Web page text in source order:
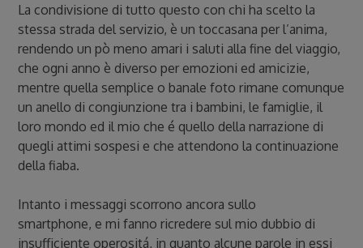
La condivisione di tutto questo con chi ha scelto la
stessa strada del servizio, è un toccasana per l’anima,
rendendo un pò meno amari i saluti alla fine del viaggio,
che ogni anno è diverso per emozioni ed amicizie,
mentre quella semplice o banale foto rimane comunque
un anello di congiunzione tra i bambini, le famiglie, il
loro mondo ed il mio che é quello della narrazione di
quegli attimi sospesi e che attendono la continuazione
della fiaba.
Intanto i messaggi scorrono ancora sullo
smartphone, e mi fanno ricredere sul mio dubbio di
insufficiente operositá, in quanto alcune parole in essi